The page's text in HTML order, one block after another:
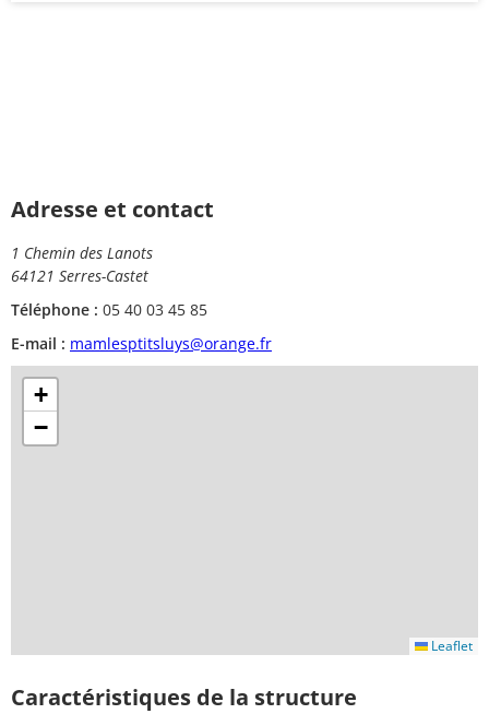
Adresse et contact
1 Chemin des Lanots
64121 Serres-Castet
Téléphone : 05 40 03 45 85
E-mail : mamlesptitsluys@orange.fr
+
−
Leaflet
Caractéristiques de la structure